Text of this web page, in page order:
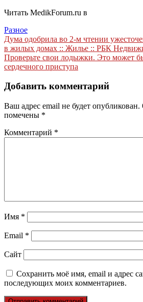
Читать MedikForum.ru в
Разное
Навигация
по
записям
Дума одобрила во 2-м чтении
в жилых домах :: Жилье :: РБК
Проверьте свои лодыжки. Это может
сердечного приступа
Добавить комментарий
Ваш адрес email не будет опубликован.
помечены *
Комментарий *
Имя *
Email *
Сайт
Сохранить моё имя, email и адрес
последующих моих комментариев.